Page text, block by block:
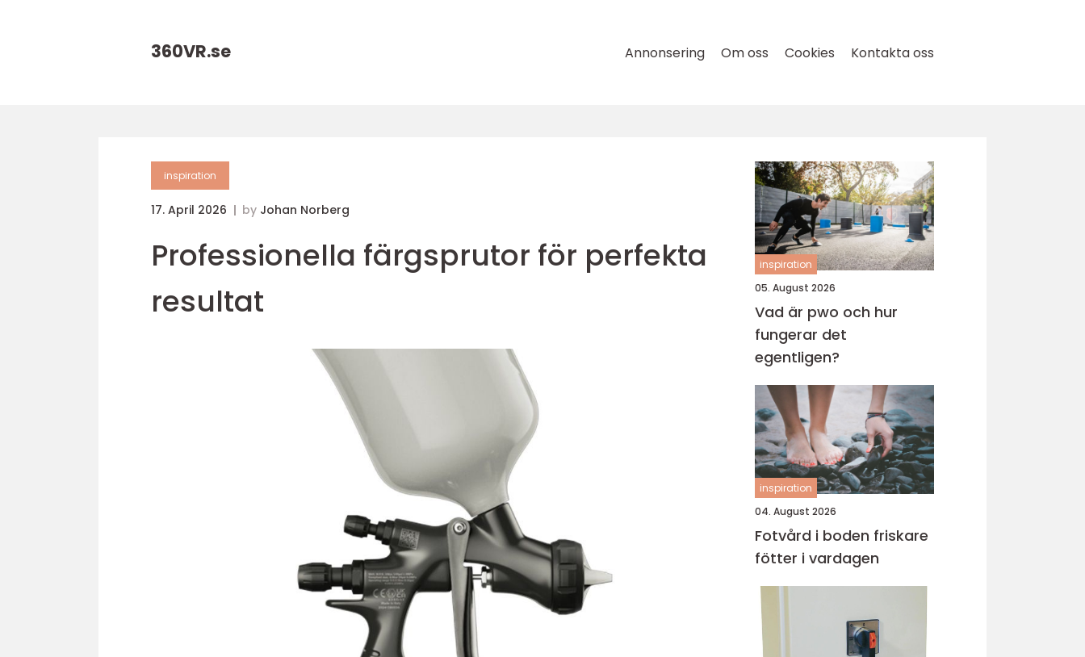
360VR.se Annonsering Om oss Cookies Kontakta oss
inspiration
17. April 2026 by Johan Norberg
Professionella färgsprutor för perfekta
resultat
inspiration
05. August 2026
Vad är pwo och hur
fungerar det
egentligen?
inspiration
04. August 2026
Fotvård i boden friskare
fötter i vardagen